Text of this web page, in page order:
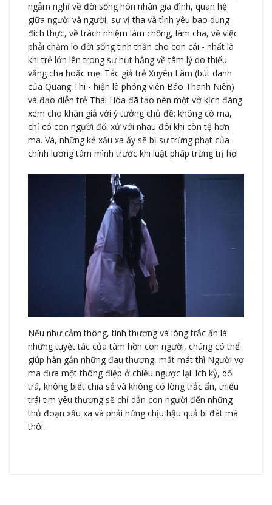
ngẫm nghĩ về đời sống hôn nhân gia đình, quan hệ
giữa người và người, sự vị tha và tình yêu bao dung
đích thực, về trách nhiệm làm chồng, làm cha, về việc
phải chăm lo đời sống tinh thần cho con cái - nhất là
khi trẻ lớn lên trong sự hụt hẫng về tâm lý do thiếu
vắng cha hoặc mẹ. Tác giả trẻ Xuyên Lâm (bút danh
của Quang Thi - hiện là phóng viên Báo Thanh Niên)
và đạo diễn trẻ Thái Hòa đã tạo nên một vở kịch đáng
xem cho khán giả với ý tưởng chủ đề: không có ma,
chỉ có con người đối xử với nhau đôi khi còn tệ hơn
ma. Và, những kẻ xấu xa ấy sẽ bị sự trừng phạt của
chính lương tâm mình trước khi luật pháp trừng trị họ!
Nếu như cảm thông, tình thương và lòng trắc ẩn là
những tuyệt tác của tâm hồn con người, chúng có thể
giúp hàn gắn những đau thương, mất mát thì Người vợ
ma đưa một thông điệp ở chiều ngược lại: ích kỷ, dối
trá, không biết chia sẻ và không có lòng trắc ẩn, thiếu
trái tim yêu thương sẽ chỉ dẫn con người đến những
thủ đoạn xấu xa và phải hứng chịu hậu quả bi đát mà
thôi.